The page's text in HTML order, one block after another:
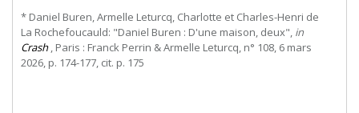
* Daniel Buren, Armelle Leturcq, Charlotte et Charles-Henri de
La Rochefoucauld: "Daniel Buren : D'une maison, deux", in
Crash, Paris : Franck Perrin & Armelle Leturcq, n° 108, 6 mars
2026, p. 174-177, cit. p. 175